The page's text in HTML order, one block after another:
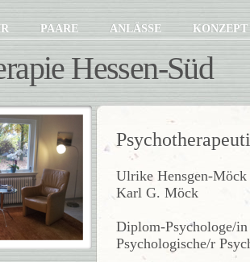
PAARE ANLÄSSE KONZEPT
Hessen-Süd
Ulrike Hensgen-Möck
Karl G. Möck
Diplom-Psychologe/in
Psychologische/r